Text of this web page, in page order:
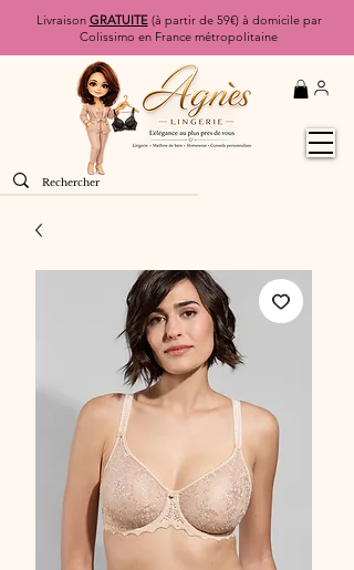
Livraison GRATUITE(à partir de 59€) à domicile par
Colissimo en France métropolitaine